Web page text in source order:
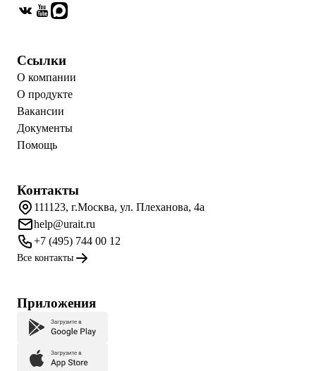
Ссылки
О компании
О продукте
Вакансии
Документы
Помощь
Контакты
111123, г.Москва, ул. Плеханова, 4а
help@urait.ru
+7 (495) 744 00 12
Все контакты
Приложения